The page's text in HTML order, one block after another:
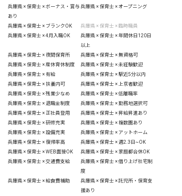
兵庫県 × 保育士 × ボーナス・賞与
あり
兵庫県 × 保育士 × オープニング
兵庫県 × 保育士 × ブランクOK
兵庫県 × 保育士 × 臨時職員
兵庫県 × 保育士 × 4月入職OK
兵庫県 × 保育士 × 年間休日120日
以上
兵庫県 × 保育士 × 夜間保育所
兵庫県 × 保育士 × 無資格可
兵庫県 × 保育士 × 産休育休制度
兵庫県 × 保育士 × 未経験歓迎
兵庫県 × 保育士 × 有給
兵庫県 × 保育士 × 駅近5分以内
兵庫県 × 保育士 × 扶養内可
兵庫県 × 保育士 × 上京者歓迎
兵庫県 × 保育士 × 残業少なめ
兵庫県 × 保育士 × 低離職率
兵庫県 × 保育士 × 退職金制度
兵庫県 × 保育士 × 勤務地選択可
兵庫県 × 保育士 × 正社員登用
兵庫県 × 保育士 × 昇給昇進あり
兵庫県 × 保育士 × 研修充実
兵庫県 × 保育士 × 複数園あり
兵庫県 × 保育士 × 設備充実
兵庫県 × 保育士 × アットホーム
兵庫県 × 保育士 × 復帰率高
兵庫県 × 保育士 × 週2.3日~OK
兵庫県 × 保育士 × WEB面接OK
兵庫県 × 保育士 × 家庭都合休OK
兵庫県 × 保育士 × 交通費支給
兵庫県 × 保育士 × 借り上げ社宅制
度
兵庫県 × 保育士 × 給食費補助
兵庫県 × 保育士 × 託児所・保育支
援あり